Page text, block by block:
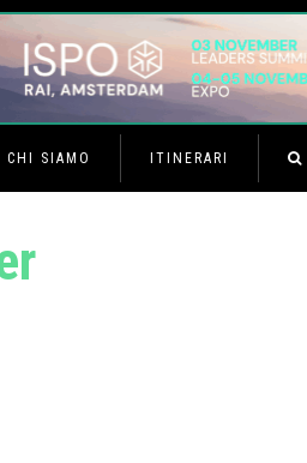
CHI SIAMO ITINERARI